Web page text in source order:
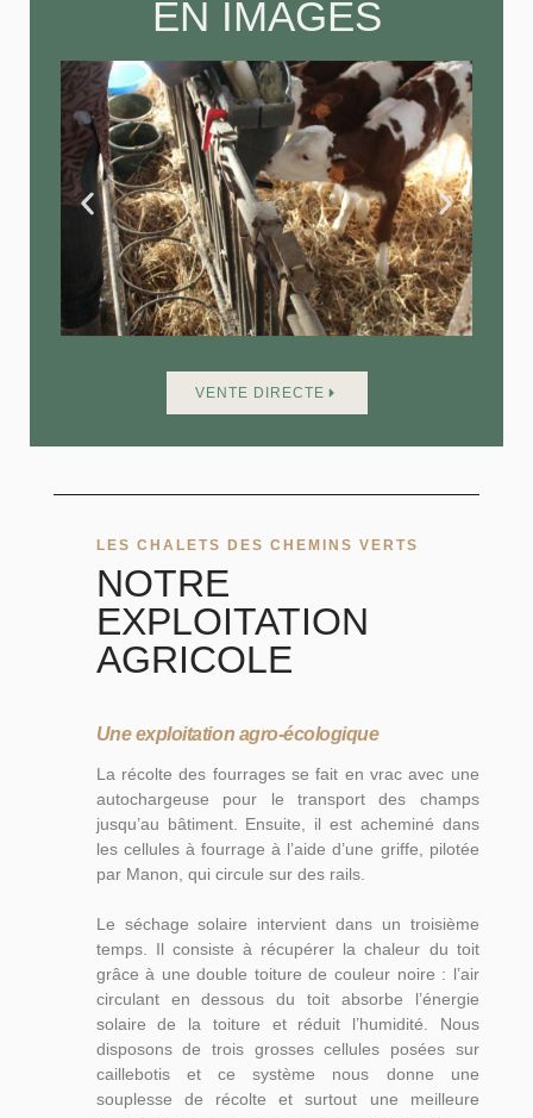
EN IMAGES
VENTE DIRECTE
LES CHALETS DES CHEMINS VERTS
NOTRE
EXPLOITATION
AGRICOLE
Une exploitation agro-écologique
La récolte des fourrages se fait en vrac avec une
autochargeuse pour le transport des champs
jusqu’au bâtiment. Ensuite, il est acheminé dans
les cellules à fourrage à l’aide d’une griffe, pilotée
par Manon, qui circule sur des rails.
Le séchage solaire intervient dans un troisième
temps. Il consiste à récupérer la chaleur du toit
grâce à une double toiture de couleur noire : l’air
circulant en dessous du toit absorbe l’énergie
solaire de la toiture et réduit l’humidité. Nous
disposons de trois grosses cellules posées sur
caillebotis et ce système nous donne une
souplesse de récolte et surtout une meilleure